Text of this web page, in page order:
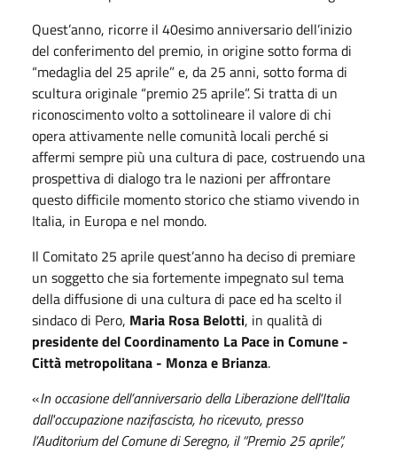
Quest’anno, ricorre il 40esimo anniversario dell’inizio
del conferimento del premio, in origine sotto forma di
“medaglia del 25 aprile” e, da 25 anni, sotto forma di
scultura originale “premio 25 aprile”. Si tratta di un
riconoscimento volto a sottolineare il valore di chi
opera attivamente nelle comunità locali perché si
affermi sempre più una cultura di pace, costruendo una
prospettiva di dialogo tra le nazioni per affrontare
questo difficile momento storico che stiamo vivendo in
Italia, in Europa e nel mondo.
Il Comitato 25 aprile quest’anno ha deciso di premiare
un soggetto che sia fortemente impegnato sul tema
della diffusione di una cultura di pace ed ha scelto il
sindaco di Pero, Maria Rosa Belotti, in qualità di
presidente del Coordinamento La Pace in Comune -
Città metropolitana - Monza e Brianza.
«In occasione dell’anniversario della Liberazione dell'Italia
dall'occupazione nazifascista, ho ricevuto, presso
l’Auditorium del Comune di Seregno, il “Premio 25 aprile”,